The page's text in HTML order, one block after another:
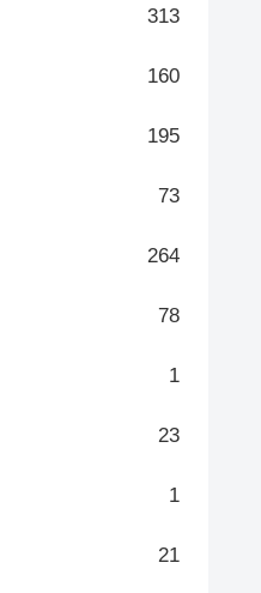
313
160
195
73
264
78
1
23
1
21